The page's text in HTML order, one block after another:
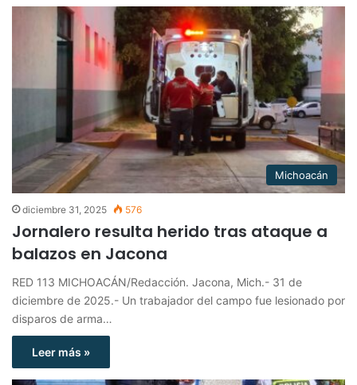
Michoacán
diciembre 31, 2025 576
Jornalero resulta herido tras ataque a
balazos en Jacona
RED 113 MICHOACÁN/Redacción. Jacona, Mich.- 31 de
diciembre de 2025.- Un trabajador del campo fue lesionado por
disparos de arma…
Leer más »